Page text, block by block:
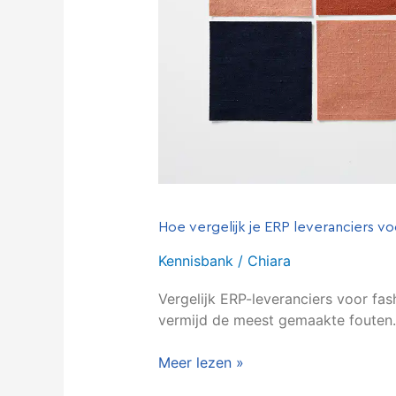
Hoe vergelijk je ERP leveranciers
Kennisbank / Chiara
Vergelijk ERP-leveranciers voor
vermijd de meest gemaakte fouten.
Meer lezen »